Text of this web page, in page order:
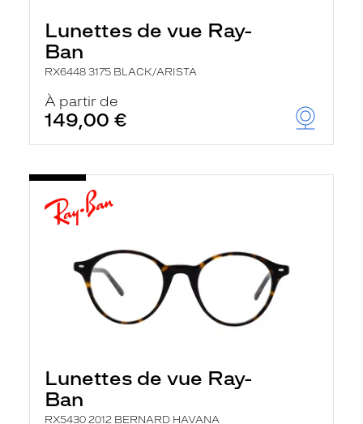
Lunettes de vue Ray-
Ban
RX6448 3175 BLACK/ARISTA
À partir de
149,00 €
Lunettes de vue Ray-
Ban
RX5430 2012 BERNARD HAVANA